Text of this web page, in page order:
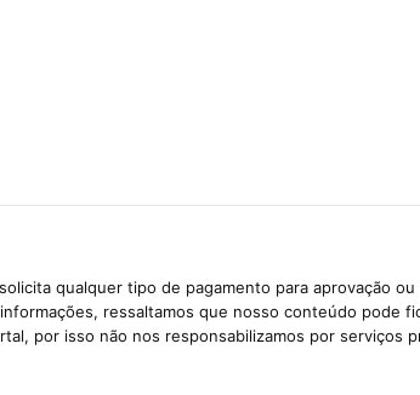
qualquer tipo de pagamento para aprovação
ressaltamos que nosso conteúdo pode
por isso não nos responsabilizamos por serviços